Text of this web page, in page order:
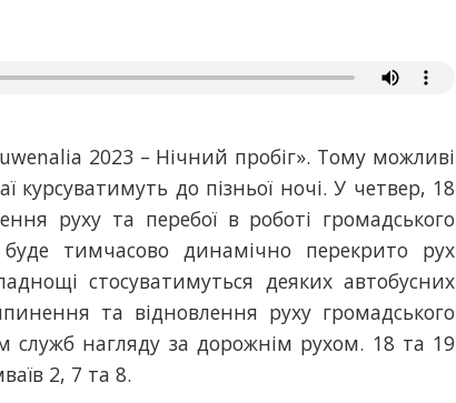
2023 – Нічний пробіг». Тому можливі
курсуватимуть до пізньої ночі. У четвер, 18
руху та перебої в роботі громадського
тимчасово динамічно перекрито рух
стосуватимуться деяких автобусних
та відновлення руху громадського
служб нагляду за дорожнім рухом. 18 та 19
2, 7 та 8.